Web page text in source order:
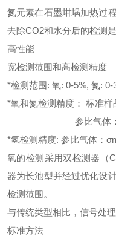
氮元素在石墨坩埚加热过
去除CO2和水分后的检测
高性能
宽检测范围和高检测精度
*检测范围: 氧: 0-5%, 氮: 0-
*氧和氮检测精度： 标准
参比气体：σn-
*氢检测精度: 参比气体：
氧的检测采用双检测器（
器为长池型并经过优化设
检测范围。
与传统类型相比，信号处
标准方法